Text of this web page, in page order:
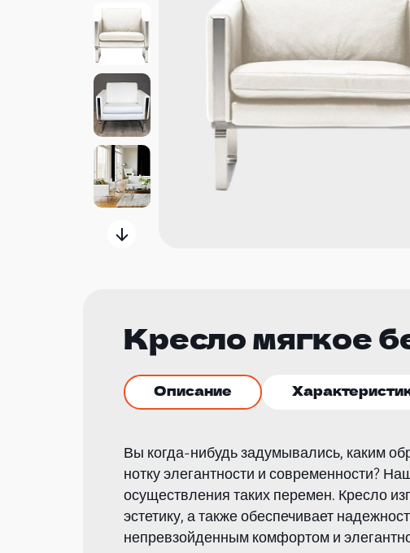
Кресло мягкое
Описание
Вы когда-нибудь задумывались, каким
нотку элегантности и современности?
осуществления таких перемен. Кресло
эстетику, а также обеспечивает
непревзойденным комфортом и